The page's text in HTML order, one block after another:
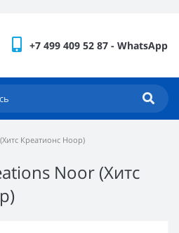
+7 499 409 52 87 - WhatsApp
Креатионс Ноор)
Noor (Хитс